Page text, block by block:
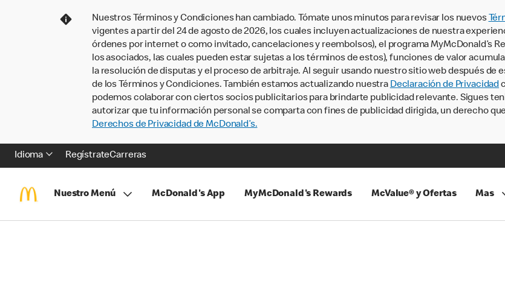
Nuestros Términos y Condiciones han cambiado. Tómate unos minutos para revisar los nuevos
vigentes a partir del 24 de agosto de 2026, los cuales incluyen actualizaciones de nuestra
órdenes por internet o como invitado, cancelaciones y reembolsos), el programa MyMcDonald’s
los asociados, las cuales pueden estar sujetas a los términos de estos), funciones de valor
la resolución de disputas y el proceso de arbitraje. Al seguir usando nuestro sitio web después de
de los Términos y Condiciones. También estamos actualizando nuestra Declaración de Privacidad
podemos colaborar con ciertos socios publicitarios para brindarte publicidad relevante. Sigues
autorizar que tu información personal se comparta con fines de publicidad dirigida, un derecho
Derechos de Privacidad de McDonald’s.
Idioma RegístrateCarreras
Nuestro Menú McDonald's App MyMcDonald's Rewards McValue® y Ofertas Mas